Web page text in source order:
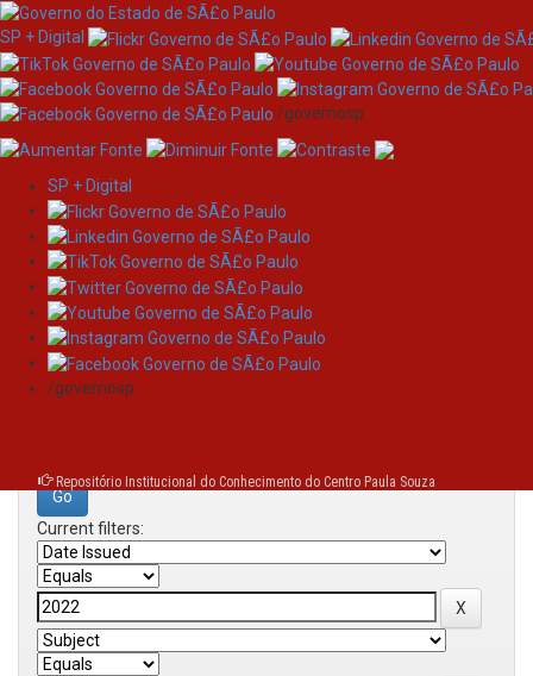
Skip
navigation
SP + Digital
/governosp
SP + Digital
/governosp
Repositório Institucional do Conhecimento do Centro Paula Souza
Search
Search:
Current filters: